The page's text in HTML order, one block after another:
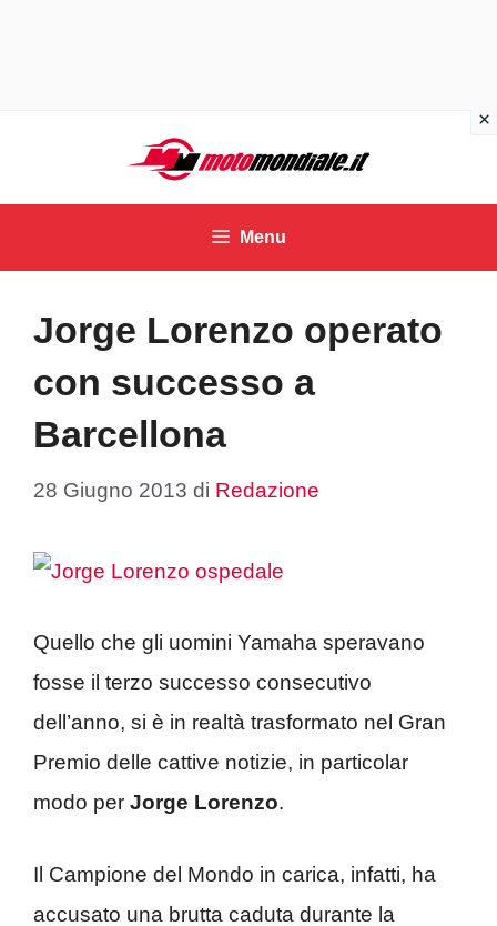
contenuto
Menu
Jorge Lorenzo operato
con successo a
Barcellona
28 Giugno 2013 di Redazione
Quello che gli uomini Yamaha speravano
fosse il terzo successo consecutivo
dell’anno, si è in realtà trasformato nel Gran
Premio delle cattive notizie, in particolar
modo per Jorge Lorenzo.
Il Campione del Mondo in carica, infatti, ha
accusato una brutta caduta durante la